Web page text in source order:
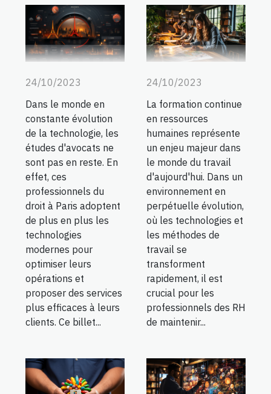
24/10/2023
Dans le monde en
constante évolution
de la technologie, les
études d'avocats ne
sont pas en reste. En
effet, ces
professionnels du
droit à Paris adoptent
de plus en plus les
technologies
modernes pour
optimiser leurs
opérations et
proposer des services
plus efficaces à leurs
clients. Ce billet...
24/10/2023
La formation continue
en ressources
humaines représente
un enjeu majeur dans
le monde du travail
d'aujourd'hui. Dans un
environnement en
perpétuelle évolution,
où les technologies et
les méthodes de
travail se
transforment
rapidement, il est
crucial pour les
professionnels des RH
de maintenir...